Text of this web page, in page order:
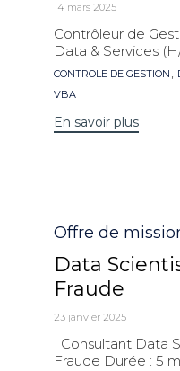
14 mars 2025
Contrôleur de
Data & Services
Mots
clés
CONTROLE DE GESTION ,
VBA
En savoir plus
Catégorie
Offre de
Data
Fraude
23 janvier 2025
Consultant Data
Fraude Durée : 5